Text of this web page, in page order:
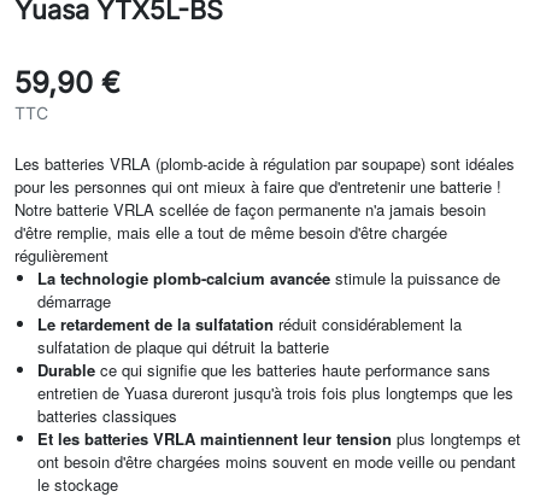
Yuasa YTX5L-BS
59,90 €
TTC
Les batteries VRLA (plomb-acide à régulation par soupape) sont idéales
pour les personnes qui ont mieux à faire que d'entretenir une batterie !
Notre batterie VRLA scellée de façon permanente n'a jamais besoin
d'être remplie, mais elle a tout de même besoin d'être chargée
régulièrement
La technologie plomb-calcium avancée stimule la puissance de
démarrage
Le retardement de la sulfatation réduit considérablement la
sulfatation de plaque qui détruit la batterie
Durable ce qui signifie que les batteries haute performance sans
entretien de Yuasa dureront jusqu'à trois fois plus longtemps que les
batteries classiques
Et les batteries VRLA maintiennent leur tension plus longtemps et
ont besoin d'être chargées moins souvent en mode veille ou pendant
le stockage